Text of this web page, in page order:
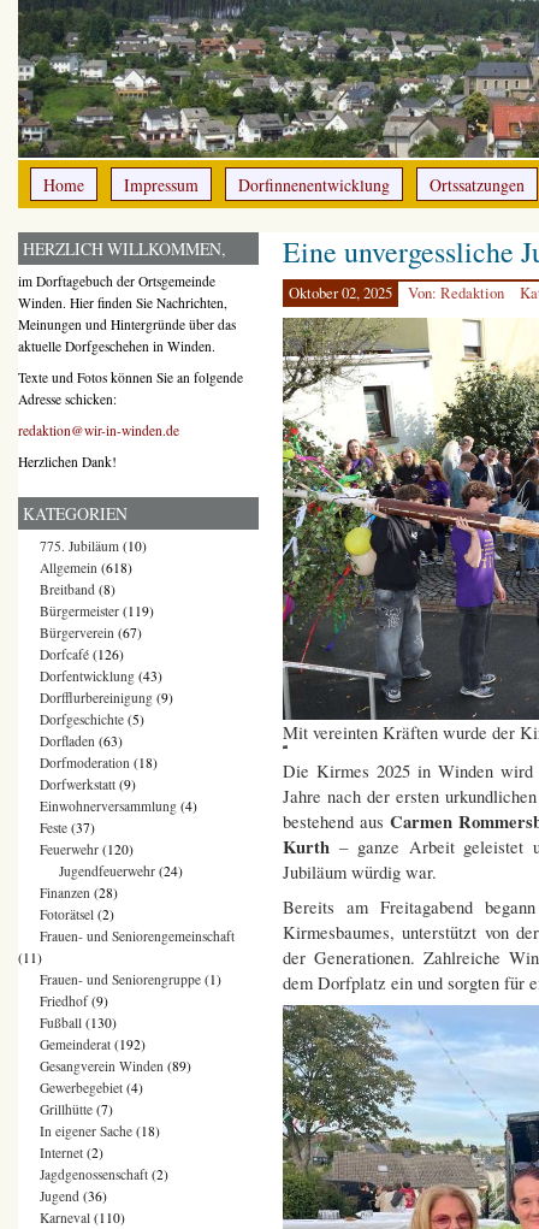
Home Impressum Dorfinnenentwicklung Ortssatzungen
Eine unvergessliche
Oktober 02, 2025 Von: Redaktion
Mit vereinten Kräften wurde der
Die Kirmes 2025 in Winden wird
Jahre nach der ersten
bestehend aus Carmen
Kurth – ganze Arbeit geleistet
Jubiläum würdig war.
Bereits am Freitagabend
Kirmesbaumes, unterstützt von
der Generationen. Zahlreiche
dem Dorfplatz ein und sorgten für
HERZLICH WILLKOMMEN,
im Dorftagebuch der Ortsgemeinde
Winden. Hier finden Sie Nachrichten,
Meinungen und Hintergründe über das
aktuelle Dorfgeschehen in Winden.
Texte und Fotos können Sie an folgende
Adresse schicken:
redaktion@wir-in-winden.de
Herzlichen Dank!
KATEGORIEN
775. Jubiläum (10)
Allgemein (618)
Breitband (8)
Bürgermeister (119)
Bürgerverein (67)
Dorfcafé (126)
Dorfentwicklung (43)
Dorfflurbereinigung (9)
Dorfgeschichte (5)
Dorfladen (63)
Dorfmoderation (18)
Dorfwerkstatt (9)
Einwohnerversammlung (4)
Feste (37)
Feuerwehr (120)
Jugendfeuerwehr (24)
Finanzen (28)
Fotorätsel (2)
Frauen- und Seniorengemeinschaft
(11)
Frauen- und Seniorengruppe (1)
Friedhof(9)
Fußball (130)
Gemeinderat (192)
Gesangverein Winden (89)
Gewerbegebiet (4)
Grillhütte (7)
In eigener Sache (18)
Internet (2)
Jagdgenossenschaft (2)
Jugend (36)
Karneval (110)